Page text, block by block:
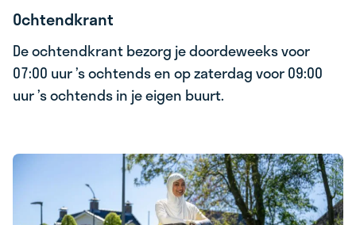
Ochtendkrant
De ochtendkrant bezorg je doordeweeks voor
07:00 uur ’s ochtends en op zaterdag voor 09:00
uur ’s ochtends in je eigen buurt.